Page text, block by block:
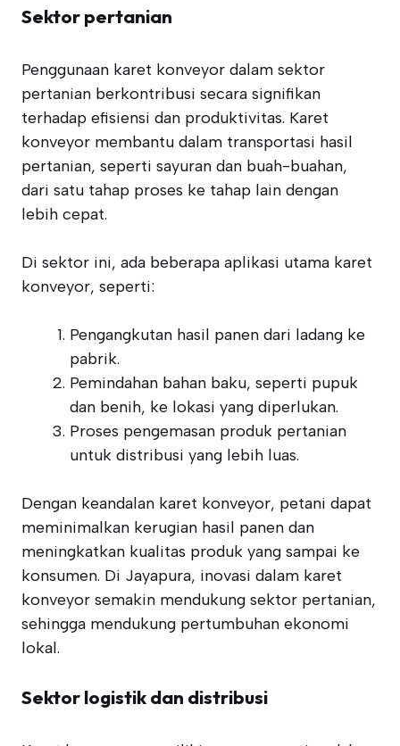
Sektor pertanian
Penggunaan karet konveyor dalam sektor
pertanian berkontribusi secara signifikan
terhadap efisiensi dan produktivitas. Karet
konveyor membantu dalam transportasi hasil
pertanian, seperti sayuran dan buah-buahan,
dari satu tahap proses ke tahap lain dengan
lebih cepat.
Di sektor ini, ada beberapa aplikasi utama karet
konveyor, seperti:
Pengangkutan hasil panen dari ladang ke
pabrik.
Pemindahan bahan baku, seperti pupuk
dan benih, ke lokasi yang diperlukan.
Proses pengemasan produk pertanian
untuk distribusi yang lebih luas.
Dengan keandalan karet konveyor, petani dapat
meminimalkan kerugian hasil panen dan
meningkatkan kualitas produk yang sampai ke
konsumen. Di Jayapura, inovasi dalam karet
konveyor semakin mendukung sektor pertanian,
sehingga mendukung pertumbuhan ekonomi
lokal.
Sektor logistik dan distribusi